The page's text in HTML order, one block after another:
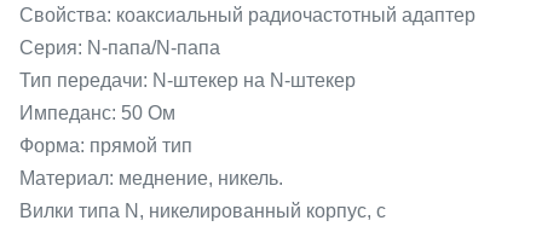
Свойства: коаксиальный радиочастотный адаптер
Серия: N-папа/N-папа
Тип передачи: N-штекер на N-штекер
Импеданс: 50 Ом
Форма: прямой тип
Материал: меднение, никель.
Вилки типа N, никелированный корпус, с